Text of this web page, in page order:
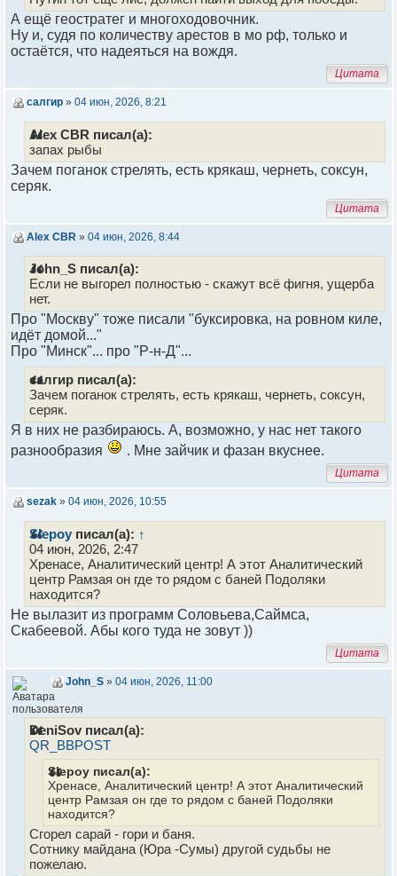
А ещё геостратег и многоходовочник.
Ну и, судя по количеству арестов в мо рф, только и
остаётся, что надеяться на вождя.
Цитата
салгир » 04 июн, 2026, 8:21
Alex CBR писал(а):
запах рыбы
Зачем поганок стрелять, есть крякаш, чернеть, соксун,
серяк.
Цитата
Alex CBR » 04 июн, 2026, 8:44
John_S писал(а):
Если не выгорел полностью - скажут всё фигня, ущерба
нет.
Про "Москву" тоже писали "буксировка, на ровном киле,
идёт домой..."
Про "Минск"... про "Р-н-Д"...
салгир писал(а):
Зачем поганок стрелять, есть крякаш, чернеть, соксун,
серяк.
Я в них не разбираюсь. А, возможно, у нас нет такого
разнообразия
. Мне зайчик и фазан вкуснее.
Цитата
sezak » 04 июн, 2026, 10:55
Slepoy писал(а): ↑
04 июн, 2026, 2:47
Хренасе, Аналитический центр! А этот Аналитический
центр Рамзая он где то рядом с баней Подоляки
находится?
Не вылазит из программ Соловьева,Саймса,
Скабеевой. Абы кого туда не зовут ))
Цитата
John_S » 04 июн, 2026, 11:00
DeniSov писал(а):
QR_BBPOST
Slepoy писал(а):
Хренасе, Аналитический центр! А этот Аналитический
центр Рамзая он где то рядом с баней Подоляки
находится?
Сгорел сарай - гори и баня.
Сотнику майдана (Юра -Сумы) другой судьбы не
пожелаю.